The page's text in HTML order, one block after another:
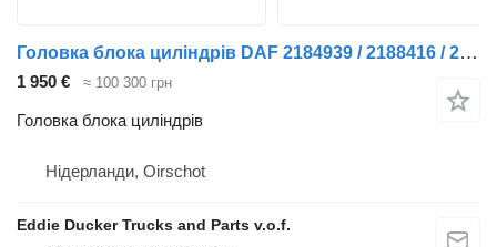
Головка блока циліндрів DAF 2184939 / 2188416 / 2396048 Cilinderkop MX-13 355KW MEB до тягача
1 950 € ≈ 100 300 грн
Головка блока циліндрів
Нідерланди, Oirschot
Eddie Ducker Trucks and Parts v.o.f.